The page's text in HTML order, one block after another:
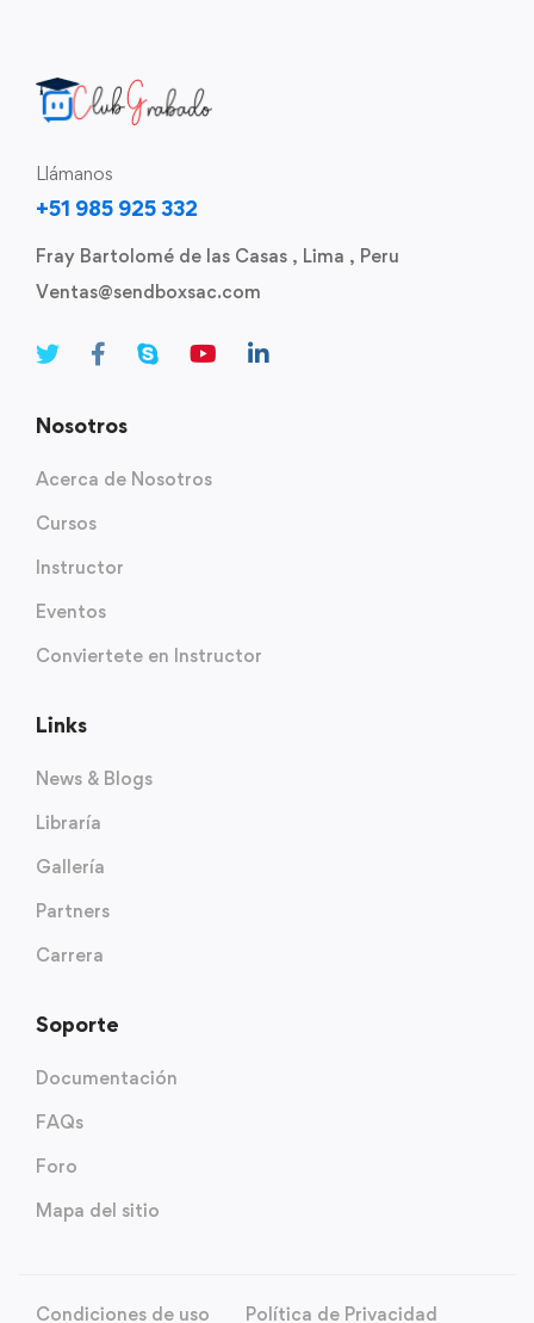
Llámanos
+51 985 925 332
Fray Bartolomé de las Casas , Lima , Peru
Ventas@sendboxsac.com
Nosotros
Acerca de Nosotros
Cursos
Instructor
Eventos
Conviertete en Instructor
Links
News & Blogs
Libraría
Gallería
Partners
Carrera
Soporte
Documentación
FAQs
Foro
Mapa del sitio
Condiciones de uso Política de Privacidad